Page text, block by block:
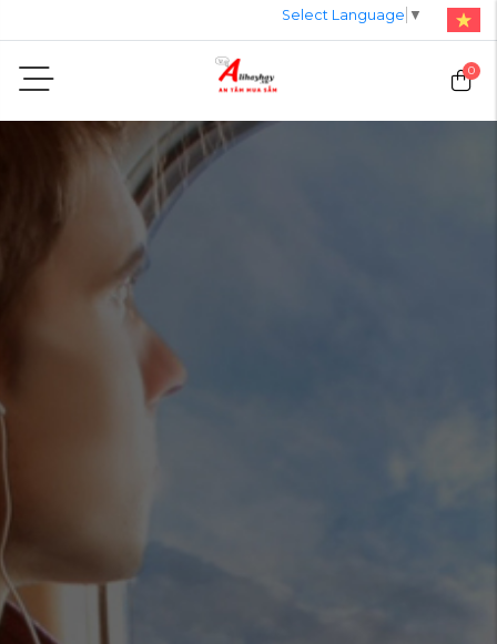
Select Language ▼
0